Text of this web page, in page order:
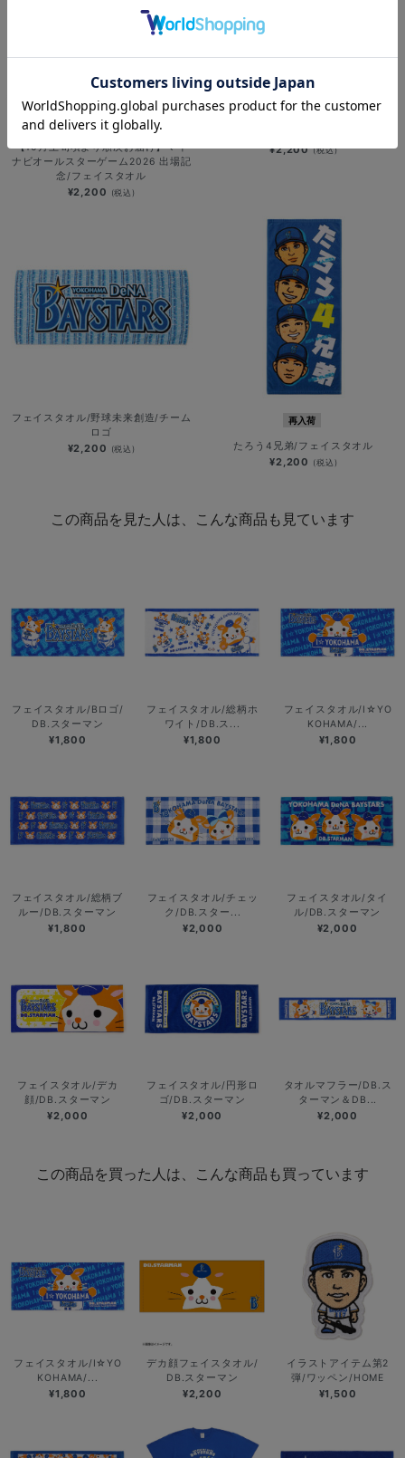
NEW
【10月上旬頃より順次お届け】マイ
ナビオールスターゲーム2026 出場記
念/フェイスタオル
¥2,200 (税込)
¥2,200(税込)
フェイスタオル/野球未来創造/チーム
ロゴ
¥2,200 (税込)
再入荷
たろう4兄弟/フェイスタオル
¥2,200 (税込)
この商品を見た人は、こんな商品も見ています
フェイスタオル/Bロゴ/
DB.スターマン
¥1,800
フェイスタオル/総柄ホ
ワイト/DB.ス...
¥1,800
フェイスタオル/I☆YO
KOHAMA/...
¥1,800
フェイスタオル/総柄ブ
ルー/DB.スターマン
¥1,800
フェイスタオル/チェッ
ク/DB.スター...
¥2,000
フェイスタオル/タイ
ル/DB.スターマン
¥2,000
フェイスタオル/デカ
顔/DB.スターマン
¥2,000
フェイスタオル/円形ロ
ゴ/DB.スターマン
¥2,000
タオルマフラー/DB.ス
ターマン＆DB...
¥2,000
この商品を買った人は、こんな商品も買っています
フェイスタオル/I☆YO
KOHAMA/...
¥1,800
デカ顔フェイスタオル/
DB.スターマン
¥2,200
イラストアイテム第2
弾/ワッペン/HOME
¥1,500